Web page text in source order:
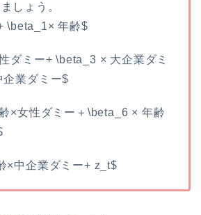
しょう。
\beta_1× 年齢$
ダミー+ \beta_3 × 大企業ダミ
業ダミー$
×女性ダミー＋\beta_6 × 年齢
×中企業ダミー+ z_t$